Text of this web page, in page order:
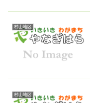
村山地区
村山地区